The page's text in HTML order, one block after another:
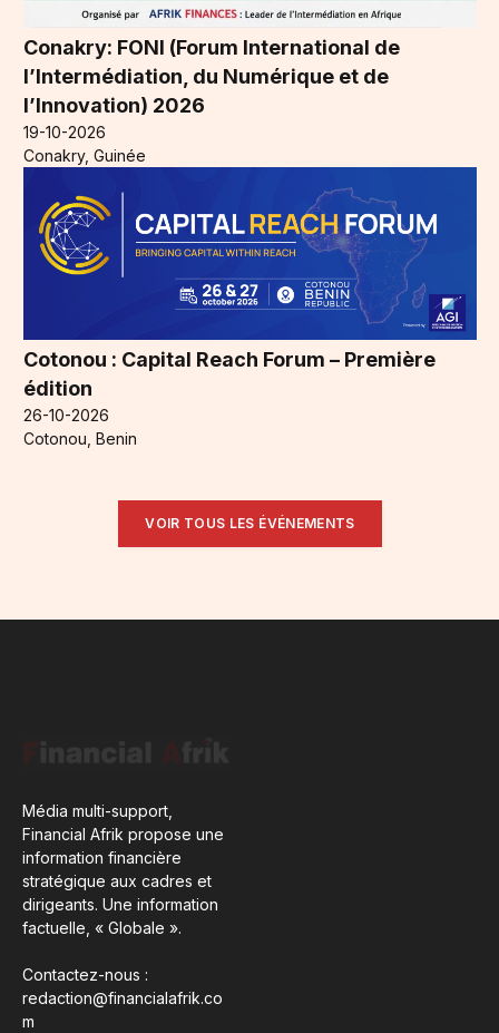
Conakry: FONI (Forum International de
l’Intermédiation, du Numérique et de
l’Innovation) 2026
19-10-2026
Conakry, Guinée
Cotonou : Capital Reach Forum – Première
édition
26-10-2026
Cotonou, Benin
VOIR TOUS LES ÉVÉNEMENTS
Média multi-support,
Financial Afrik propose une
information financière
stratégique aux cadres et
dirigeants. Une information
factuelle, « Globale ».
Contactez-nous :
redaction@financialafrik.co
m